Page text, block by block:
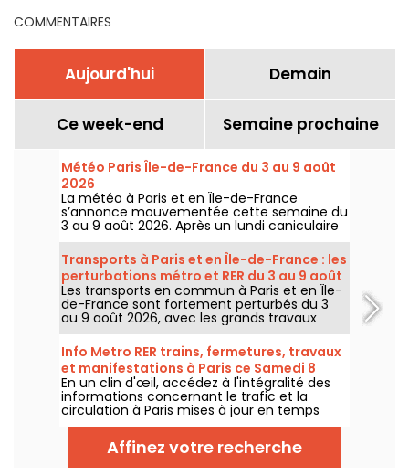
COMMENTAIRES
Aujourd'hui Demain
Ce week-end Semaine prochaine
Météo Paris Île-de-France du 3 au 9 août
2026
La météo à Paris et en Île-de-France
s’annonce mouvementée cette semaine du
3 au 9 août 2026. Après un lundi caniculaire
marqué par un risque d’orages, les
températures vont progressivement baisser
avant le retour d’un temps plus chaud et
ensoleillé pour le week-end.
Transports à Paris et en Île-de-France : les
perturbations métro et RER du 3 au 9 août
2026
Les transports en commun à Paris et en Île-
de-France sont fortement perturbés du 3
au 9 août 2026, avec les grands travaux
d'été qui impactent très durement
certaines lignes, selon la RATP et SNCF.
Info Metro RER trains, fermetures, travaux
et manifestations à Paris ce Samedi 8
août 2026
En un clin d'œil, accédez à l'intégralité des
informations concernant le trafic et la
circulation à Paris mises à jour en temps
réel. Metro RER et Transilien de la RATP,
travaux, circulation, grands évènements et
manifestations, on vous donne toutes les
informations pratiques à connaître avant de
Affinez votre recherche